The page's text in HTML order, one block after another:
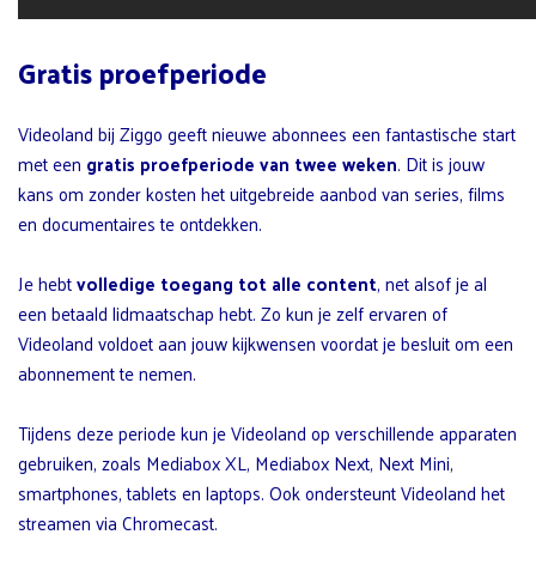
Gratis proefperiode
Videoland bij Ziggo geeft nieuwe abonnees een fantastische start
met een gratis proefperiode van twee weken. Dit is jouw
kans om zonder kosten het uitgebreide aanbod van series, films
en documentaires te ontdekken.
Je hebtvolledige toegang tot alle content, net alsof je al
een betaald lidmaatschap hebt. Zo kun je zelf ervaren of
Videoland voldoet aan jouw kijkwensen voordat je besluit om een
abonnement te nemen.
Tijdens deze periode kun je Videoland op verschillende apparaten
gebruiken, zoals Mediabox XL, Mediabox Next, Next Mini,
smartphones, tablets en laptops. Ook ondersteunt Videoland het
streamen via Chromecast.